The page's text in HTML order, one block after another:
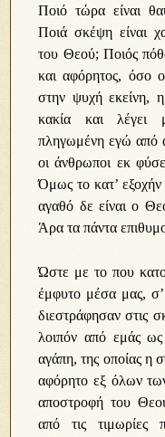
Ποιό τώρα είναι
Ποιά σκέψη είναι
του Θεού; Ποιός
και αφόρητος, όσο
στην ψυχή εκείνη,
κακία και λέγει
πληγωμένη εγώ από
οι άνθρωποι εκ
Όμως το κατ’ εξοχήν
αγαθό δε είναι ο
Άρα τα πάντα
Ώστε με το που
έμφυτο μέσα μας, σ’
διεστράφησαν στις
λοιπόν από εμάς
αγάπη, της οποίας η
αφόρητο εξ όλων
αποστροφή του
από τις τιμωρίες